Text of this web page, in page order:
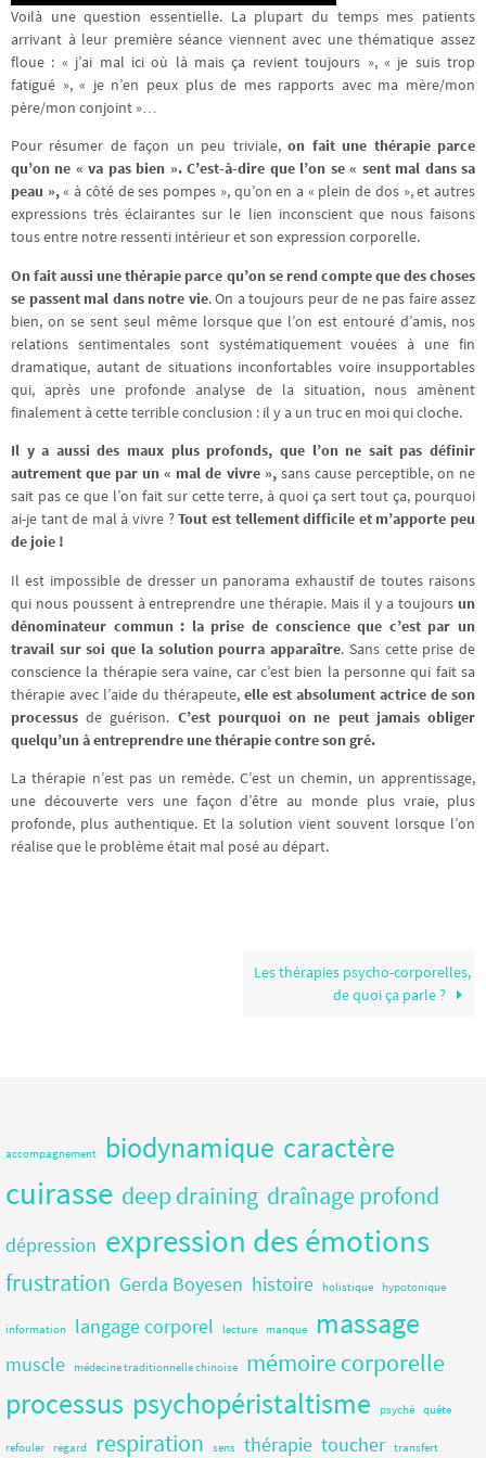
Voilà une question essentielle. La plupart du temps mes patients
arrivant à leur première séance viennent avec une thématique assez
floue : « j’ai mal ici où là mais ça revient toujours », « je suis trop
fatigué », « je n’en peux plus de mes rapports avec ma mère/mon
père/mon conjoint »…
Pour résumer de façon un peu triviale,on fait une thérapie parce
qu’on ne « va pas bien ». C’est-à-dire que l’on se « sent mal dans sa
peau »,« à côté de ses pompes », qu’on en a « plein de dos », et autres
expressions très éclairantes sur le lien inconscient que nous faisons
tous entre notre ressenti intérieur et son expression corporelle.
On fait aussi une thérapie parce qu’on se rend compte que des choses
se passent mal dans notre vie. On a toujours peur de ne pas faire assez
bien, on se sent seul même lorsque que l’on est entouré d’amis, nos
relations sentimentales sont systématiquement vouées à une fin
dramatique, autant de situations inconfortables voire insupportables
qui, après une profonde analyse de la situation, nous amènent
finalement à cette terrible conclusion : il y a un truc en moi qui cloche.
Il y a aussi des maux plus profonds, que l’on ne sait pas définir
autrement que par un « mal de vivre »,sans cause perceptible, on ne
sait pas ce que l’on fait sur cette terre, à quoi ça sert tout ça, pourquoi
ai-je tant de mal à vivre ?Tout est tellement difficile et m’apporte peu
de joie !
Il est impossible de dresser un panorama exhaustif de toutes raisons
qui nous poussent à entreprendre une thérapie. Mais il y a toujours un
dénominateur commun : la prise de conscience que c’est par un
travail sur soi que la solution pourra apparaître. Sans cette prise de
conscience la thérapie sera vaine, car c’est bien la personne qui fait sa
thérapie avec l’aide du thérapeute, elle est absolument actrice de son
processus de guérison. C’est pourquoi on ne peut jamais obliger
quelqu’un à entreprendre une thérapie contre son gré.
La thérapie n’est pas un remède. C’est un chemin, un apprentissage,
une découverte vers une façon d’être au monde plus vraie, plus
profonde, plus authentique. Et la solution vient souvent lorsque l’on
réalise que le problème était mal posé au départ.
Les thérapies psycho-corporelles,
de quoi ça parle ?
accompagnement biodynamique caractère
cuirasse deep draining draînage profond
dépression expression des émotions
frustration Gerda Boyesen histoire holistique hypotonique
information langage corporel lecture manque massage
muscle médecine traditionnelle chinoise mémoire corporelle
processus psychopéristaltisme psyché quête
refouler regard respiration sens thérapie toucher transfert